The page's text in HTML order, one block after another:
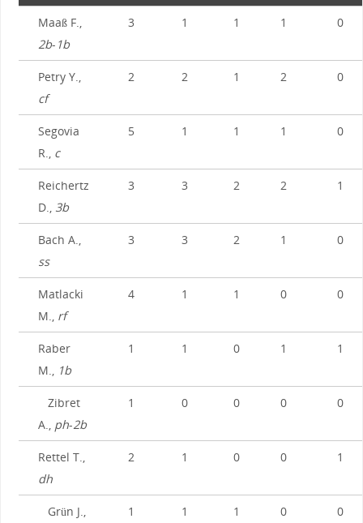
Maaß F.,
2b- 1b
3 1 1 1 0
Petry Y.,
cf
2 2 1 2 0
Segovia
R., c
5 1 1 1 0
Reichertz
D., 3b
3 3 2 2 1
Bach A.,
ss
3 3 2 1 0
Matlacki
M., rf
4 1 1 0 0
Raber
M.,
1b
1 1 0 1 1
Zibret
A., ph-2b
1 0 0 0 0
Rettel T.,
dh
2 1 0 0 1
Grün J.,
1 1 1 0 0